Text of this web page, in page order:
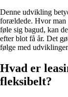
Denne udvikling
forældede. Hvor man
føle sig bagud, kan
efter blot få år. Det
følge med
Hvad er
fleksibelt?